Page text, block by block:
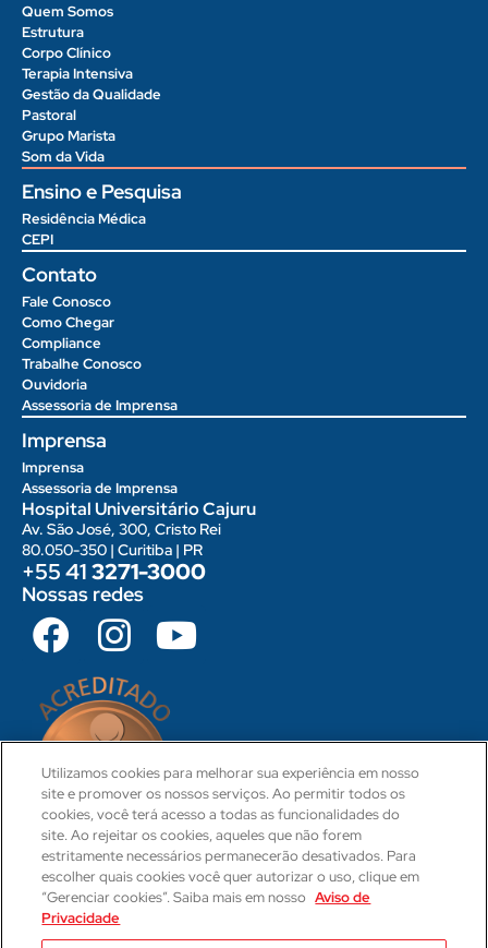
Quem Somos
Estrutura
Corpo Clínico
Terapia Intensiva
Gestão da Qualidade
Pastoral
Grupo Marista
Som da Vida
Ensino e Pesquisa
Residência Médica
CEPI
Contato
Fale Conosco
Como Chegar
Compliance
Trabalhe Conosco
Ouvidoria
Assessoria de Imprensa
Imprensa
Imprensa
Assessoria de Imprensa
Hospital Universitário Cajuru
Av. São José, 300, Cristo Rei
80.050-350 | Curitiba | PR
+55 413271-3000
Nossas redes
CRM 31-PR
Utilizamos cookies para melhorar sua experiência em nosso
site e promover os nossos serviços. Ao permitir todos os
cookies, você terá acesso a todas as funcionalidades do
site. Ao rejeitar os cookies, aqueles que não forem
estritamente necessários permanecerão desativados. Para
escolher quais cookies você quer autorizar o uso, clique em
“Gerenciar cookies”. Saiba mais em nosso Aviso de
Privacidade